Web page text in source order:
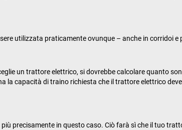
utilizzata praticamente ovunque – anche in corridoi
un trattore elettrico, si dovrebbe calcolare quanto
la capacità di traino richiesta che il trattore elettrico
precisamente in questo caso. Ciò farà sì che il tuo